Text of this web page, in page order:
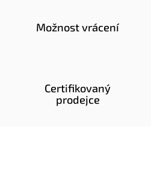
Možnost vrácení
Certifikovaný
prodejce